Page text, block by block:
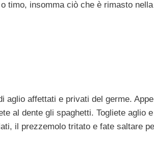
timo, insomma ciò che è rimasto
aglio affettati e privati del germe.
al dente gli spaghetti. Togliete aglio e
il prezzemolo tritato e fate saltare